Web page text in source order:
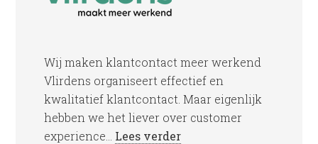
Wij maken klantcontact meer werkend
Vlirdens organiseert effectief en
kwalitatief klantcontact. Maar eigenlijk
hebben we het liever over customer
experience... Lees verder